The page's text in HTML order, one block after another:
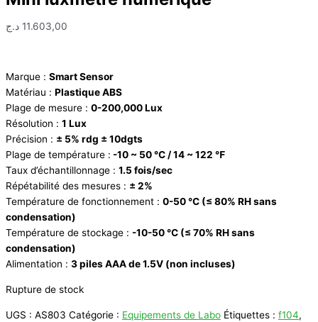
11.603,00 د.ج
Marque : Smart Sensor
Matériau : Plastique ABS
Plage de mesure : 0-200,000 Lux
Résolution : 1 Lux
Précision : ± 5% rdg ± 10dgts
Plage de température : -10 ~ 50 ℃ / 14 ~ 122 ℉
Taux d’échantillonnage : 1.5 fois/sec
Répétabilité des mesures : ± 2%
Température de fonctionnement : 0-50 ℃ (≤ 80% RH sans
condensation)
Température de stockage : -10-50 ℃ (≤ 70% RH sans
condensation)
Alimentation : 3 piles AAA de 1.5V (non incluses)
Rupture de stock
UGS : AS803 Catégorie : Equipements de Labo Étiquettes : f104,